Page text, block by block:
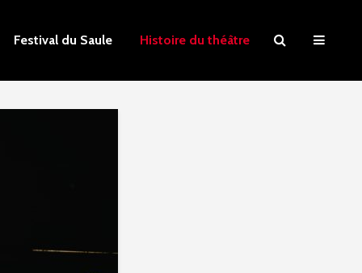
Festival du Saule Histoire du théâtre